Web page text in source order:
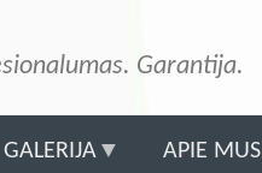
Garantija.
GALERIJA APIE MUS